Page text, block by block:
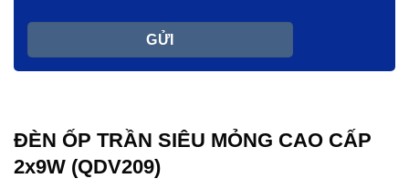
ĐÈN ỐP TRẦN SIÊU MỎNG CAO CẤP
2x9W (QDV209)